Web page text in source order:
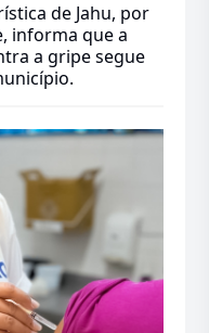
de Jahu, por
informa que a
a gripe segue